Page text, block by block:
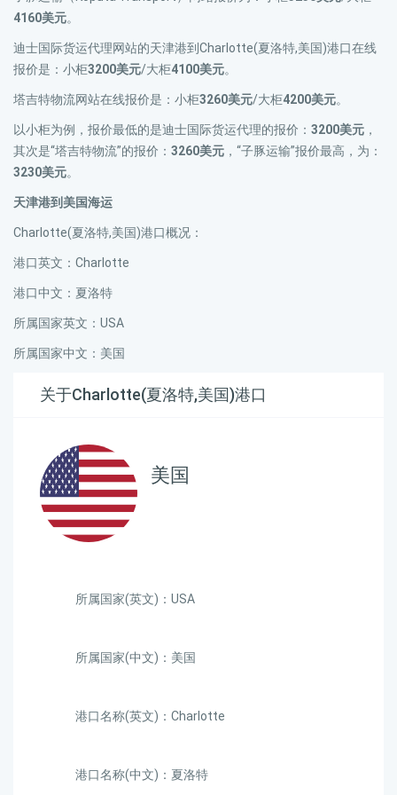
4160美元。
迪士国际货运代理网站的天津港到Charlotte(夏洛特,美国)港口在线
报价是：小柜3200美元/大柜4100美元。
塔吉特物流网站在线报价是：小柜3260美元/大柜4200美元。
以小柜为例，报价最低的是迪士国际货运代理的报价： 3200美元 ，
其次是“塔吉特物流”的报价： 3260美元 ，“子豚运输”报价最高，为：
3230美元。
天津港到美国海运
Charlotte(夏洛特,美国)港口概况：
港口英文：Charlotte
港口中文：夏洛特
所属国家英文：USA
所属国家中文：美国
关于Charlotte(夏洛特,美国)港口
美国
所属国家(英文)：USA
所属国家(中文)：美国
港口名称(英文)：Charlotte
港口名称(中文)：夏洛特